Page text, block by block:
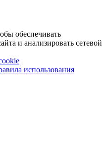
обеспечивать
и анализировать сетевой
использования